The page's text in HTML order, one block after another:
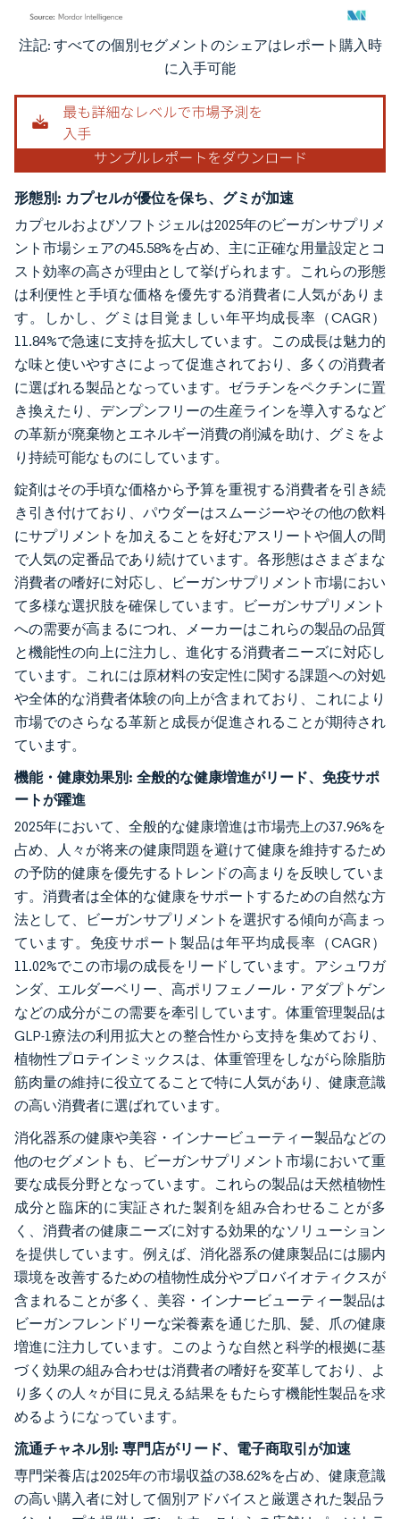
画像 © Mordor Intelligence。再利用にはCC BY 4.0の表示が必要です。
注記: すべての個別セグメントのシェアはレポート購入時
に入手可能
形態別: カプセルが優位を保ち、グミが加速
カプセルおよびソフトジェルは2025年のビーガンサプリメ
ント市場シェアの45.58%を占め、主に正確な用量設定とコ
スト効率の高さが理由として挙げられます。これらの形態
は利便性と手頃な価格を優先する消費者に人気がありま
す。しかし、グミは目覚ましい年平均成長率（CAGR）
11.84%で急速に支持を拡大しています。この成長は魅力的
な味と使いやすさによって促進されており、多くの消費者
に選ばれる製品となっています。ゼラチンをペクチンに置
き換えたり、デンプンフリーの生産ラインを導入するなど
の革新が廃棄物とエネルギー消費の削減を助け、グミをよ
り持続可能なものにしています。
錠剤はその手頃な価格から予算を重視する消費者を引き続
き引き付けており、パウダーはスムージーやその他の飲料
にサプリメントを加えることを好むアスリートや個人の間
で人気の定番品であり続けています。各形態はさまざまな
消費者の嗜好に対応し、ビーガンサプリメント市場におい
て多様な選択肢を確保しています。ビーガンサプリメント
への需要が高まるにつれ、メーカーはこれらの製品の品質
と機能性の向上に注力し、進化する消費者ニーズに対応し
ています。これには原材料の安定性に関する課題への対処
や全体的な消費者体験の向上が含まれており、これにより
市場でのさらなる革新と成長が促進されることが期待され
ています。
機能・健康効果別: 全般的な健康増進がリード、免疫サポ
ートが躍進
2025年において、全般的な健康増進は市場売上の37.96%を
占め、人々が将来の健康問題を避けて健康を維持するため
の予防的健康を優先するトレンドの高まりを反映していま
す。消費者は全体的な健康をサポートするための自然な方
法として、ビーガンサプリメントを選択する傾向が高まっ
ています。免疫サポート製品は年平均成長率（CAGR）
11.02%でこの市場の成長をリードしています。アシュワガ
ンダ、エルダーベリー、高ポリフェノール・アダプトゲン
などの成分がこの需要を牽引しています。体重管理製品は
GLP-1療法の利用拡大との整合性から支持を集めており、
植物性プロテインミックスは、体重管理をしながら除脂肪
筋肉量の維持に役立てることで特に人気があり、健康意識
の高い消費者に選ばれています。
消化器系の健康や美容・インナービューティー製品などの
他のセグメントも、ビーガンサプリメント市場において重
要な成長分野となっています。これらの製品は天然植物性
成分と臨床的に実証された製剤を組み合わせることが多
く、消費者の健康ニーズに対する効果的なソリューション
を提供しています。例えば、消化器系の健康製品には腸内
環境を改善するための植物性成分やプロバイオティクスが
含まれることが多く、美容・インナービューティー製品は
ビーガンフレンドリーな栄養素を通じた肌、髪、爪の健康
増進に注力しています。このような自然と科学的根拠に基
づく効果の組み合わせは消費者の嗜好を変革しており、よ
り多くの人々が目に見える結果をもたらす機能性製品を求
めるようになっています。
流通チャネル別: 専門店がリード、電子商取引が加速
専門栄養店は2025年の市場収益の38.62%を占め、健康意識
の高い購入者に対して個別アドバイスと厳選された製品ラ